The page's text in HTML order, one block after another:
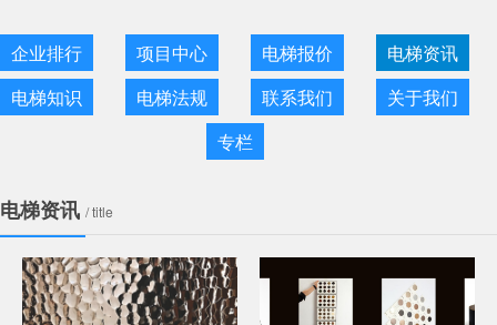
企业排行 项目中心 电梯报价
电梯资讯
电梯知识
电梯法规 联系我们
关于我们
专栏
电梯资讯 / title